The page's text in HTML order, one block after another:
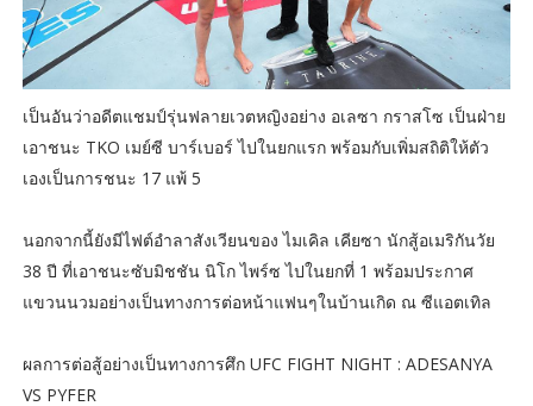
เป็นอันว่าอดีตแชมป์รุ่นฟลายเวตหญิงอย่าง อเลซา กราสโซ เป็นฝ่าย
เอาชนะ TKO เมย์ซี บาร์เบอร์ ไปในยกแรก พร้อมกับเพิ่มสถิติให้ตัว
เองเป็นการชนะ 17 แพ้ 5
นอกจากนี้ยังมีไฟต์อำลาสังเวียนของ ไมเคิล เคียซา นักสู้อเมริกันวัย
38 ปี ที่เอาชนะซับมิชชัน นิโก ไพร์ซ ไปในยกที่ 1 พร้อมประกาศ
แขวนนวมอย่างเป็นทางการต่อหน้าแฟนๆในบ้านเกิด ณ ซีแอตเทิล
ผลการต่อสู้อย่างเป็นทางการศึก UFC FIGHT NIGHT : ADESANYA
VS PYFER